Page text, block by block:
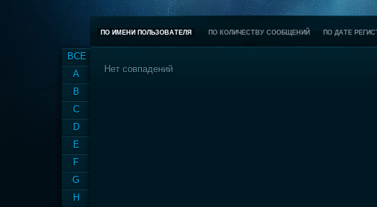
ВСЕ
A
B
C
D
E
F
G
H
ПО ИМЕНИ ПОЛЬЗОВАТЕЛЯ ПО КОЛИЧЕСТВУ СООБЩЕНИЙ ПО ДАТЕ
Нет совпадений